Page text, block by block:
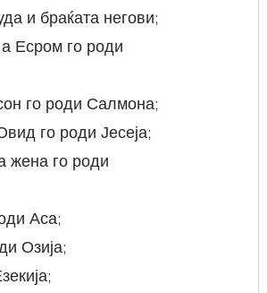
и браќата негови;
го роди Салмона;
го роди Јесеја;
Аса;
Озија;